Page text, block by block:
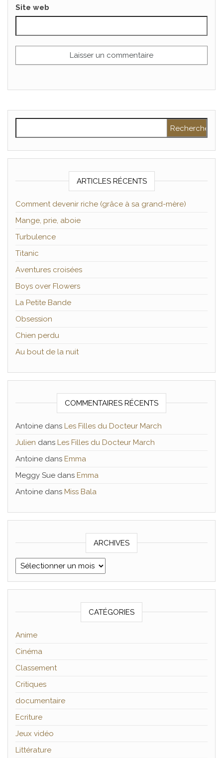
Site web
ARTICLES RÉCENTS
Comment devenir riche (grâce à sa grand-mère)
Mange, prie, aboie
Turbulence
Titanic
Aventures croisées
Boys over Flowers
La Petite Bande
Obsession
Chien perdu
Au bout de la nuit
COMMENTAIRES RÉCENTS
Antoine dans Les Filles du Docteur March
Julien dans Les Filles du Docteur March
Antoine dans Emma
Meggy Sue dans Emma
Antoine dans Miss Bala
ARCHIVES
Archives
CATÉGORIES
Anime
Cinéma
Classement
Critiques
documentaire
Ecriture
Jeux vidéo
Littérature